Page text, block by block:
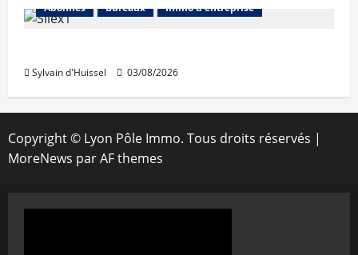
Abonnés
Bureaux Immo d'entreprise
Sylvain d'Huissel 03/08/2026
Copyright © Lyon Pôle Immo. Tous droits réservés |
MoreNews par AF themes